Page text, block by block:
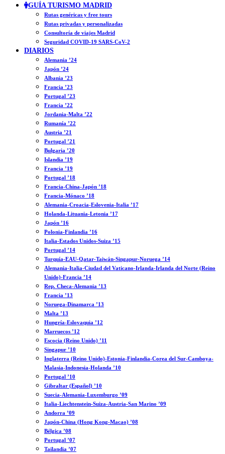
GUÍA TURISMO MADRID
Rutas genéricas y free tours
Rutas privadas y personalizadas
Consultoría de viajes Madrid
Seguridad COVID-19 SARS-CoV-2
DIARIOS
Alemania ’24
Japón ’24
Albania ’23
Francia ’23
Portugal ’23
Francia ’22
Jordania-Malta ’22
Rumanía ’22
Austria ’21
Portugal ’21
Bulgaria ’20
Islandia ’19
Francia ’19
Portugal ’18
Francia-China-Japón ’18
Francia-Mónaco ’18
Alemania-Croacia-Eslovenia-Italia ’17
Holanda-Lituania-Letonia ’17
Japón ’16
Polonia-Finlandia ’16
Italia-Estados Unidos-Suiza ’15
Portugal ’14
Turquía-EAU-Qatar-Taiwán-Singapur-Noruega ’14
Alemania-Italia-Ciudad del Vaticano-Irlanda-Irlanda del Norte (Reino
Unido)-Francia ’14
Rep. Checa-Alemania ’13
Francia ’13
Noruega-Dinamarca ’13
Malta ’13
Hungría-Eslovaquia ’12
Marruecos ’12
Escocia (Reino Unido) ’11
Singapur ’10
Inglaterra (Reino Unido)-Estonia-Finlandia-Corea del Sur-Camboya-
Malasia-Indonesia-Holanda ’10
Portugal ’10
Gibraltar (Español) ’10
Suecia-Alemania-Luxemburgo ’09
Italia-Liechtenstein-Suiza-Austria-San Marino ’09
Andorra ’09
Japón-China (Hong Kong-Macao) ’08
Bélgica ’08
Portugal ’07
Tailandia ’07